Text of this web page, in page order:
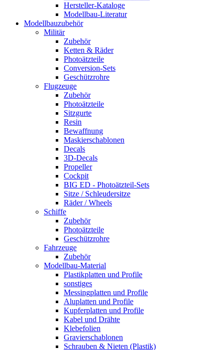
Hersteller-Kataloge
Modellbau-Literatur
Modellbauzubehör
Militär
Zubehör
Ketten & Räder
Photoätzteile
Conversion-Sets
Geschützrohre
Flugzeuge
Zubehör
Photoätzteile
Sitzgurte
Resin
Bewaffnung
Maskierschablonen
Decals
3D-Decals
Propeller
Cockpit
BIG ED - Photoätzteil-Sets
Sitze / Schleudersitze
Räder / Wheels
Schiffe
Zubehör
Photoätzteile
Geschützrohre
Fahrzeuge
Zubehör
Modellbau-Material
Plastikplatten und Profile
sonstiges
Messingplatten und Profile
Aluplatten und Profile
Kupferplatten und Profile
Kabel und Drähte
Klebefolien
Gravierschablonen
Schrauben & Nieten (Plastik)